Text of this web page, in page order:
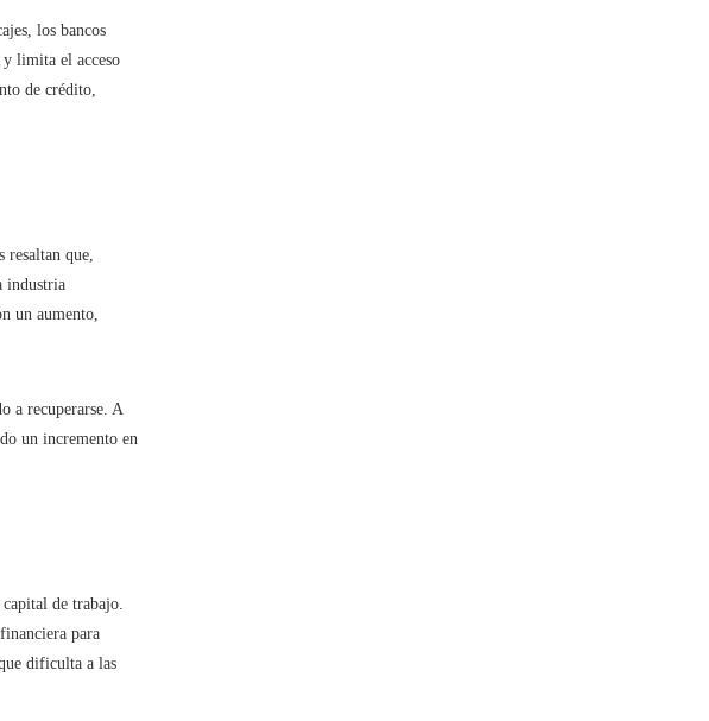
los bancos
y limita el acceso
de crédito,
que,
industria
un aumento,
a recuperarse. A
un incremento en
de trabajo.
para
dificulta a las